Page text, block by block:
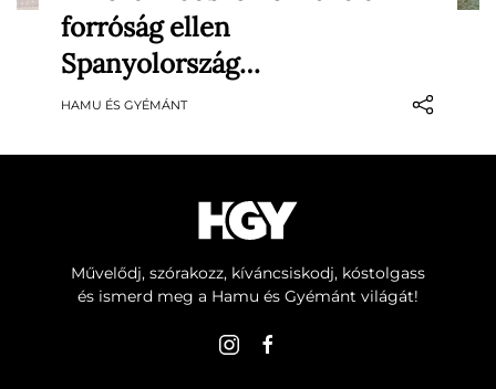
A dél-spanyolországi Sevilla lesz az első
város a világon, amely megnevezi és
osztályozza a hőhullámokat – hasonlóan a
trópusi viharok vagy hurrikánok
elnevezéséhez – annak érdekében, hogy
forróság ellen
Spanyolország…
HAMU ÉS GYÉMÁNT
Művelődj, szórakozz, kíváncsiskodj, kóstolgass
és ismerd meg a Hamu és Gyémánt világát!